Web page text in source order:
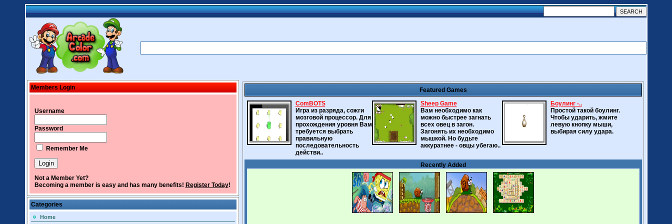
Members Login
Username
Password
Remember Me
Not a Member Yet?
Becoming a member is easy and has many benefits! Register Today!
Categories
Home
Featured Games
ComBOTS
Игра из разряда, сожги
мозговой процессор. Для
прохождения уровня Вам
требуется выбрать
правильную
последовательность
действи..
Sheep Game
Вам необходимо как
можно быстрее загнать
всех овец в загон.
Загонять их необходимо
мышкой. Но будьте
аккуратнее - овцы убегаю..
Боулинг -..
Простой такой боулинг.
Чтобы ударить, жмите
левую кнопку мыши,
выбирая силу удара.
Recently Added